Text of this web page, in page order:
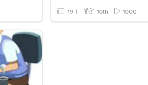
19 T 10th 1000